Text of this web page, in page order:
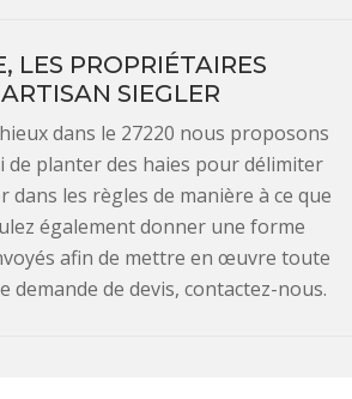
LES PROPRIÉTAIRES
SIEGLER
dans le 27220 nous proposons
de planter des haies pour délimiter
les règles de manière à ce que
également donner une forme
afin de mettre en œuvre toute
demande de devis, contactez-nous.